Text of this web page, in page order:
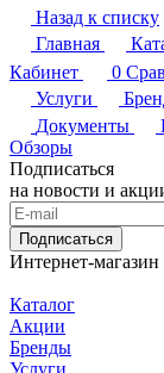
Назад к списку
Главная
Кабинет
0
Услуги
Документы
Обзоры
Подписаться
на новости и
Подписаться
Интернет-магазин
Каталог
Акции
Бренды